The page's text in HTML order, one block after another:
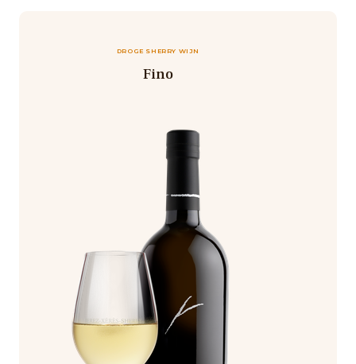
DROGE SHERRY WIJN
Fino